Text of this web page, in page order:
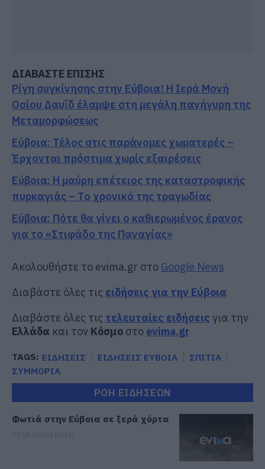
ΔΙΑΒΑΣΤΕ ΕΠΙΣΗΣ
Ρίγη συγκίνησης στην Εύβοια! Η Ιερά Μονή
Οσίου Δαυΐδ έλαμψε στη μεγάλη πανήγυρη της
Μεταμορφώσεως
Εύβοια: Τέλος στις παράνομες χωματερές –
Έρχονται πρόστιμα χωρίς εξαιρέσεις
Εύβοια: Η μαύρη επέτειος της καταστροφικής
πυρκαγιάς – Το χρονικό της τραγωδίας
Εύβοια: Πότε θα γίνει ο καθιερωμένος έρανος
για το «Στιφάδο της Παναγίας»
Ακολουθήστε το evima.gr στο Google News
Διαβάστε όλες τις ειδήσεις για την Εύβοια
Διαβάστε όλες τις τελευταίες ειδήσεις για την
Ελλάδα και τον Κόσμο στο evima.gr
TAGS: ΕΙΔΗΣΕΙΣ ΕΙΔΗΣΕΙΣ ΕΥΒΟΙΑ
ΣΠΙΤΙΑ
ΣΥΜΜΟΡΙΑ
ΡΟΗ ΕΙΔΗΣΕΩΝ
Φωτιά στην Εύβοια σε ξερά χόρτα